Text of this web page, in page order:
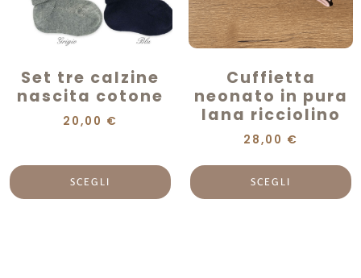
Set tre calzine
nascita cotone
20,00 €
SCEGLI
Cuffietta
neonato in pura
lana ricciolino
28,00 €
SCEGLI